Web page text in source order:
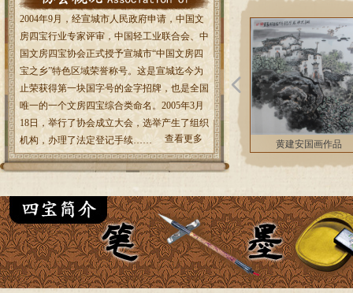
2004年9月，经宣城市人民政府申请，中国文
房四宝行业专家评审，中国轻工业联合会、中
国文房四宝协会正式授予宣城市“中国文房四
宝之乡”特色区域荣誉称号。这是宣城迄今为
止荣获得第一块国字号的金字招牌，也是全国
唯一的一个文房四宝综合类命名。2005年3月
18日，举行了协会成立大会，选举产生了组织
机构，办理了法定登记手续……
查看更多
书法作品
尚君厉国画作品 黄建安国画作品
散悟国画作品
字画
山水
墨床
仿高风翰砚9
四足荷叶砚
中国宣砚《仿高风翰3》
四足石渠砚
中国宣砚《蝉形砚》
中国宣砚《仿古风字
砚》
中国宣砚《仿高风翰2》
中国宣砚《仿高风翰
12》
仿高风翰砚11
文房雅玩砚
青铜觚砚
淌池砚
荷塘月色
宣砚《钟形回纹砚》
宣砚《儒子牛》
宣砚《带盖墨海》
宣砚《青铜觚》
宣砚《青铜壶砚板》
宣砚《带盖印泥盒》
宣砚《活佛砚》
宣砚《匠心独运》
宣砚《觅味砚》
宣砚《竹里馆砚》
宣砚《青铜器（凤）》
宣砚《荷叶》
砚台
仿唐观砚
中国歙砚
竹文砚
石砚
桌砚
长方龙纹砚
满天金星牛气冲天歙砚
砚台 歙砚
宣纸
中国宣纸
宣纸
宣纸
宣纸
넳